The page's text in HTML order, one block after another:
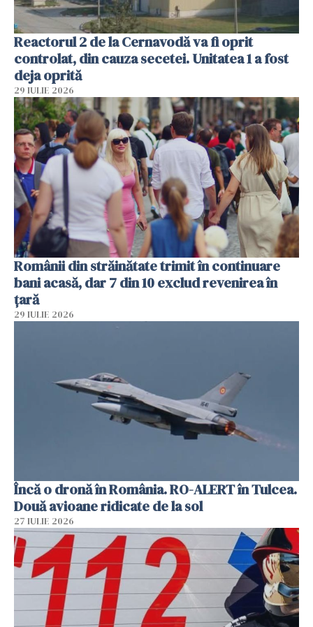
Reactorul 2 de la Cernavodă va fi oprit
controlat, din cauza secetei. Unitatea 1 a fost
deja oprită
29 IULIE 2026
Românii din străinătate trimit în continuare
bani acasă, dar 7 din 10 exclud revenirea în
țară
29 IULIE 2026
Încă o dronă în România. RO-ALERT în Tulcea.
Două avioane ridicate de la sol
27 IULIE 2026